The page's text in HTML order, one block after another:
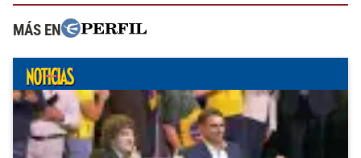
MÁS EN